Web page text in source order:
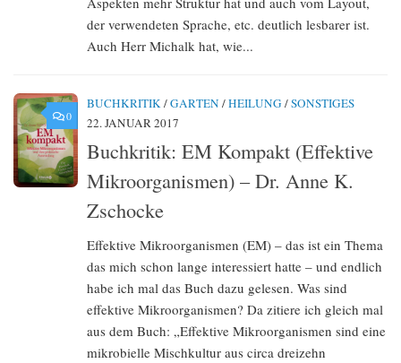
der verwendeten Sprache, etc. deutlich lesbarer ist.
Auch Herr Michalk hat, wie...
0
BUCHKRITIK/GARTEN /HEILUNG /SONSTIGES
22. JANUAR 2017
Buchkritik: EM Kompakt (Effektive
Mikroorganismen) – Dr. Anne K.
Zschocke
Effektive Mikroorganismen (EM) – das ist ein Thema
das mich schon lange interessiert hatte – und endlich
habe ich mal das Buch dazu gelesen. Was sind
effektive Mikroorganismen? Da zitiere ich gleich mal
aus dem Buch: „Effektive Mikroorganismen sind eine
mikrobielle Mischkultur aus circa dreizehn